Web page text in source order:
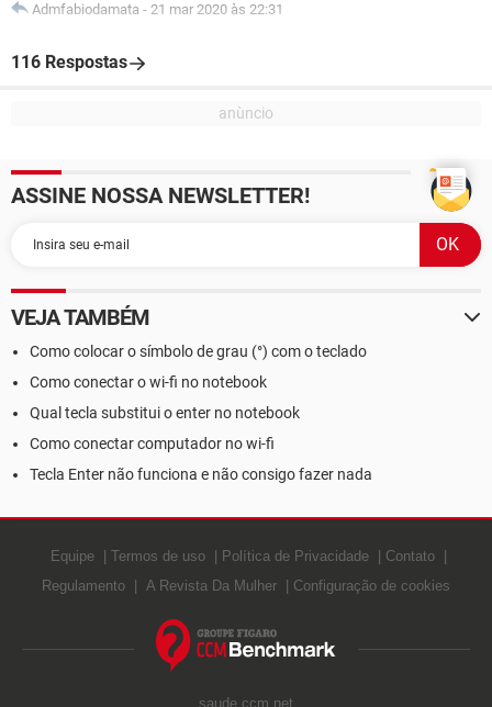
Admfabiodamata - 21 mar 2020 às 22:31
116 Respostas
ASSINE NOSSA NEWSLETTER!
VEJA TAMBÉM
Como colocar o símbolo de grau (°) com o teclado
Como conectar o wi-fi no notebook
Qual tecla substitui o enter no notebook
Como conectar computador no wi-fi
Tecla Enter não funciona e não consigo fazer nada
Equipe Termos de uso Política de Privacidade
Contato
Regulamento
A Revista Da Mulher Configuração de cookies
saude.ccm.net